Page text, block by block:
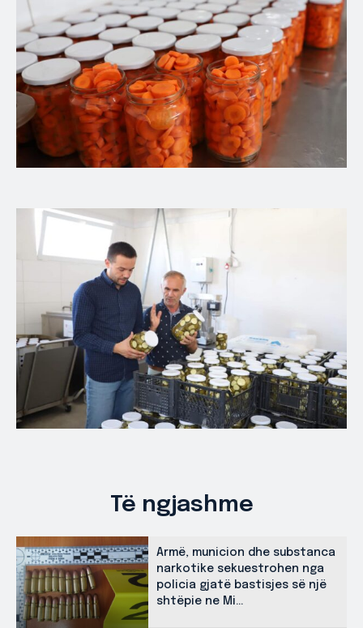
Të ngjashme
Armë, municion dhe substanca
narkotike sekuestrohen nga
policia gjatë bastisjes së një
shtëpie ne Mi...